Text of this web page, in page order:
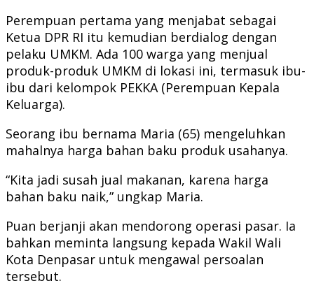
Perempuan pertama yang menjabat sebagai
Ketua DPR RI itu kemudian berdialog dengan
pelaku UMKM. Ada 100 warga yang menjual
produk-produk UMKM di lokasi ini, termasuk ibu-
ibu dari kelompok PEKKA (Perempuan Kepala
Keluarga).
Seorang ibu bernama Maria (65) mengeluhkan
mahalnya harga bahan baku produk usahanya.
“Kita jadi susah jual makanan, karena harga
bahan baku naik,” ungkap Maria.
Puan berjanji akan mendorong operasi pasar. Ia
bahkan meminta langsung kepada Wakil Wali
Kota Denpasar untuk mengawal persoalan
tersebut.